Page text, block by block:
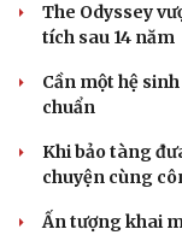
The Odyssey
tích sau 14 năm
Cần một hệ
chuẩn
Khi bảo tàng
chuyện cùng
Ấn tượng khai